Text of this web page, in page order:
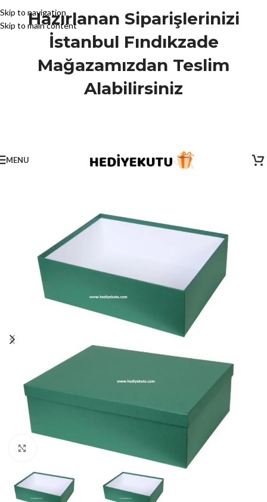
Skip to navigation
Skip to main content
Hazırlanan Siparişlerinizi
İstanbul Fındıkzade
Mağazamızdan Teslim
Alabilirsiniz
MENU
Click to enlarge